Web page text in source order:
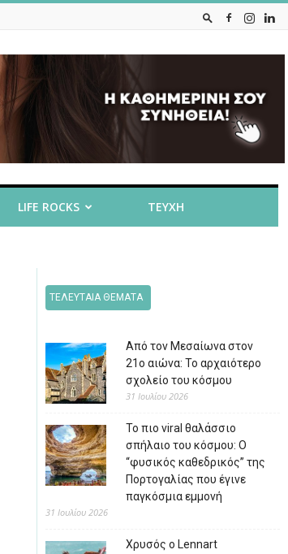
LIFE ROCKS ΤΕΥΧΗ
ΤΕΛΕΥΤΑΙΑ ΘΕΜΑΤΑ
Από τον Μεσαίωνα στον
21ο αιώνα: Το αρχαιότερο
σχολείο του κόσμου
31 Ιουλίου 2026
Το πιο viral θαλάσσιο
σπήλαιο του κόσμου: Ο
“φυσικός καθεδρικός” της
Πορτογαλίας που έγινε
παγκόσμια εμμονή
31 Ιουλίου 2026
Χρυσός ο Lennart